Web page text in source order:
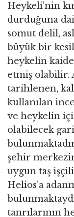
Heykeli’nin
durduğuna
somut delil,
büyük bir
heykelin
etmiş olabilir.
tarihlenen,
kullanılan
ve heykelin
olabilecek
şehir
uygun taş
Helios’a
tanrılarının